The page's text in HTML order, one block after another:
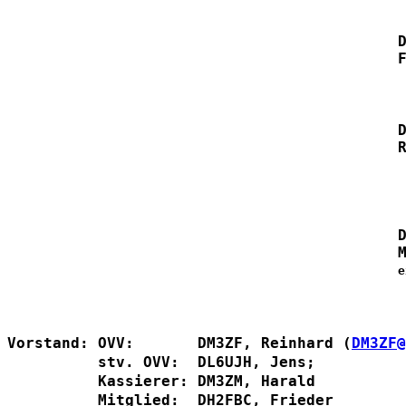
Vorstand: OVV:       DM3ZF, Reinhard (
          stv. OVV:  DL6UJH, Jens;
          Kassierer: DM3ZM, Harald
          Mitglied:  DH2FBC, Frieder